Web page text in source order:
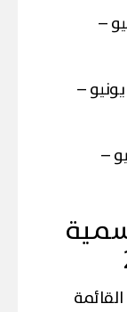
يونيو –
الاثنين 22 يونيو –
يونيو –